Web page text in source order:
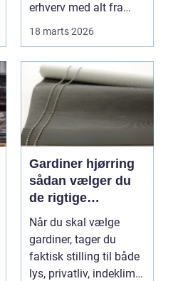
erhverv med alt fra
små reparationer til
18 marts 2026
Gardiner hjørring
sådan vælger du
de rigtige
løsninger til dit
hjem
Når du skal vælge
gardiner, tager du
faktisk stilling til både
lys, privatliv, indeklima